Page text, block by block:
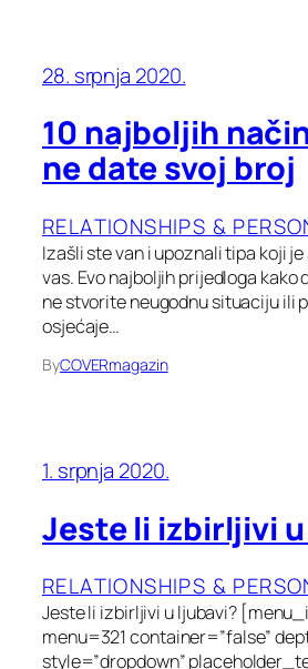
28. srpnja 2020.
10 najboljih
ne date svoj broj
RELATIONSHIPS &
Izašli ste van i upoznali tipa koji
vas. Evo najboljih prijedloga kako
ne stvorite neugodnu situaciju ili
osjećaje…
ByCOVERmagazin
1. srpnja 2020.
Jeste li izbirljivi
RELATIONSHIPS &
Jeste li izbirljivi u ljubavi?
menu=321 container=”false”
style=”dropdown”